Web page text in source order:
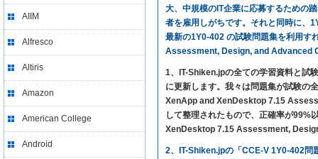
AIIM
Alfresco
Altiris
Amazon
American College
Android
大、中規模のIT企業に応募するための
者を雇用しがちです。それと同時に、
最新の1Y0-402 の試験問題集を利用
Assessment, Design, and Advanced
1、IT-Shiken.jpの全ての学習資料と試
に更新します。我々は問題集が試験の
XenApp and XenDesktop 7.15
して整理されたもので、正確率が
XenDesktop 7.15 Assessment,
2、IT-Shiken.jpの「CCE-V 1Y0-402問